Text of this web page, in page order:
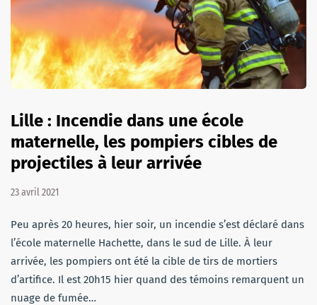
Lille : Incendie dans une école
maternelle, les pompiers cibles de
projectiles à leur arrivée
23 avril 2021
Peu après 20 heures, hier soir, un incendie s’est déclaré dans
l’école maternelle Hachette, dans le sud de Lille. À leur
arrivée, les pompiers ont été la cible de tirs de mortiers
d’artifice. Il est 20h15 hier quand des témoins remarquent un
nuage de fumée…